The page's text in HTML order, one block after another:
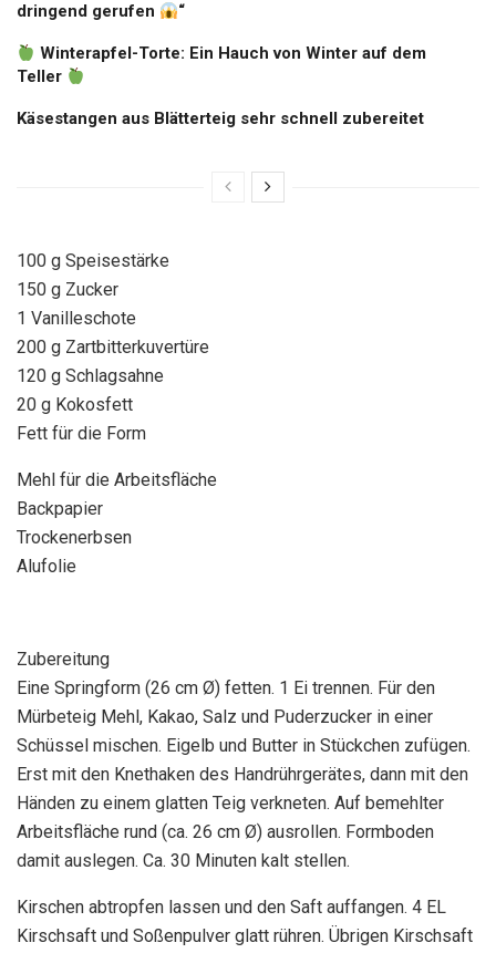
dringend gerufen
“
Winterapfel-Torte: Ein Hauch von Winter auf dem
Teller
Käsestangen aus Blätterteig sehr schnell zubereitet
100 g Speisestärke
150 g Zucker
1 Vanilleschote
200 g Zartbitterkuvertüre
120 g Schlagsahne
20 g Kokosfett
Fett für die Form
Mehl für die Arbeitsfläche
Backpapier
Trockenerbsen
Alufolie
Zubereitung
Eine Springform (26 cm Ø) fetten. 1 Ei trennen. Für den
Mürbeteig Mehl, Kakao, Salz und Puderzucker in einer
Schüssel mischen. Eigelb und Butter in Stückchen zufügen.
Erst mit den Knethaken des Handrührgerätes, dann mit den
Händen zu einem glatten Teig verkneten. Auf bemehlter
Arbeitsfläche rund (ca. 26 cm Ø) ausrollen. Formboden
damit auslegen. Ca. 30 Minuten kalt stellen.
Kirschen abtropfen lassen und den Saft auffangen. 4 EL
Kirschsaft und Soßenpulver glatt rühren. Übrigen Kirschsaft